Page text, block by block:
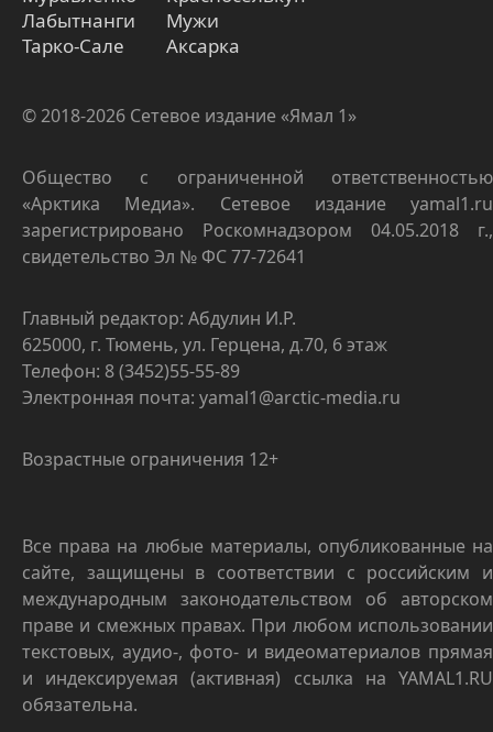
Лабытнанги
Тарко-Сале
Мужи
Аксарка
© 2018-2026 Сетевое издание «Ямал 1»
Общество с ограниченной ответственностью
«Арктика Медиа». Сетевое издание yamal1.ru
зарегистрировано Роскомнадзором 04.05.2018 г.,
свидетельство Эл № ФС 77-72641
Главный редактор: Абдулин И.Р.
625000, г. Тюмень, ул. Герцена, д.70, 6 этаж
Телефон: 8 (3452)55-55-89
Электронная почта: yamal1@arctic-media.ru
Возрастные ограничения 12+
Все права на любые материалы, опубликованные на
сайте, защищены в соответствии с российским и
международным законодательством об авторском
праве и смежных правах. При любом использовании
текстовых, аудио-, фото- и видеоматериалов прямая
и индексируемая (активная) ссылка на YAMAL1.RU
обязательна.